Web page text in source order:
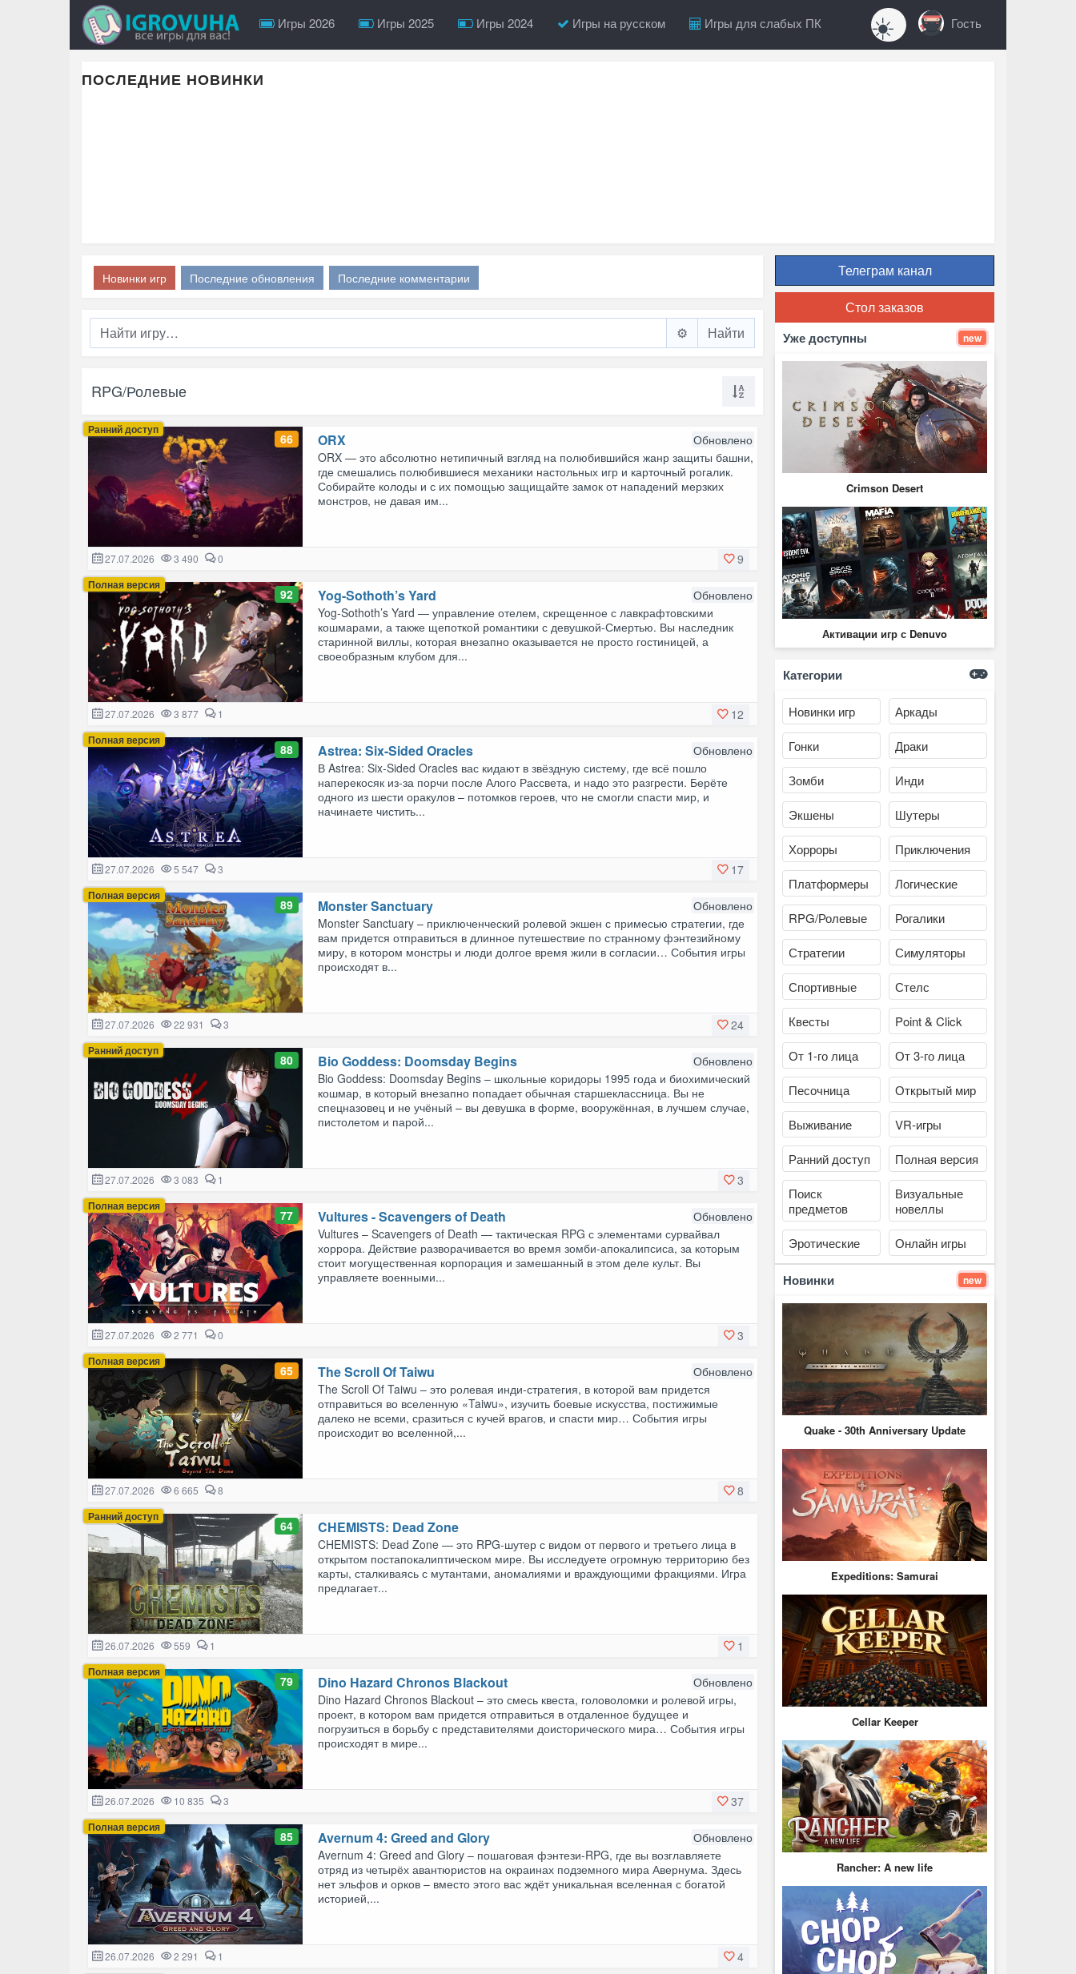
Игры 2026 Игры 2025 Игры 2024 Игры на русском Игры для слабых ПК ☀️ Гость
ПОСЛЕДНИЕ НОВИНКИ
Новинки игр Последние обновления Последние комментарии
⚙️
RPG/Ролевые
Ранний доступ
66 ORX
Обновлено
ORX — это абсолютно нетипичный взгляд на полюбившийся жанр защиты башни,
где смешались полюбившиеся механики настольных игр и карточный рогалик.
Собирайте колоды и с их помощью защищайте замок от нападений мерзких
монстров, не давая им...
9
27.07.2026 3 490 0
Полная версия
92 Yog-Sothoth’s Yard
Обновлено
Yog-Sothoth’s Yard — управление отелем, скрещенное с лавкрафтовскими
кошмарами, а также щепоткой романтики с девушкой-Смертью. Вы наследник
старинной виллы, которая внезапно оказывается не просто гостиницей, а
своеобразным клубом для...
12
27.07.2026 3 877 1
Полная версия
88 Astrea: Six-Sided Oracles
Обновлено
В Astrea: Six-Sided Oracles вас кидают в звёздную систему, где всё пошло
наперекосяк из-за порчи после Алого Рассвета, и надо это разгрести. Берёте
одного из шести оракулов – потомков героев, что не смогли спасти мир, и
начинаете чистить...
17
27.07.2026 5 547 3
Полная версия
89 Monster Sanctuary
Обновлено
Monster Sanctuary – приключенческий ролевой экшен с примесью стратегии, где
вам придется отправиться в длинное путешествие по странному фэнтезийному
миру, в котором монстры и люди долгое время жили в согласии… События игры
происходят в...
24
27.07.2026 22 931 3
Ранний доступ
80 Bio Goddess: Doomsday Begins
Обновлено
Bio Goddess: Doomsday Begins – школьные коридоры 1995 года и биохимический
кошмар, в который внезапно попадает обычная старшеклассница. Вы не
спецназовец и не учёный – вы девушка в форме, вооружённая, в лучшем случае,
пистолетом и парой...
3
27.07.2026 3 083 1
Полная версия
77 Vultures - Scavengers of Death
Обновлено
Vultures – Scavengers of Death — тактическая RPG с элементами сурвайвал
хоррора. Действие разворачивается во время зомби-апокалипсиса, за которым
стоит могущественная корпорация и замешанный в этом деле культ. Вы
управляете военными...
3
27.07.2026 2 771 0
Полная версия
65 The Scroll Of Taiwu
Обновлено
The Scroll Of Taiwu – это ролевая инди-стратегия, в которой вам придется
отправиться во вселенную «Taiwu», изучить боевые искусства, постижимые
далеко не всеми, сразиться с кучей врагов, и спасти мир… События игры
происходит во вселенной,...
8
27.07.2026 6 665 8
Ранний доступ
64 CHEMISTS: Dead Zone
CHEMISTS: Dead Zone — это RPG-шутер с видом от первого и третьего лица в
открытом постапокалиптическом мире. Вы исследуете огромную территорию без
карты, сталкиваясь с мутантами, аномалиями и враждующими фракциями. Игра
предлагает...
1
26.07.2026 559 1
Полная версия
79 Dino Hazard Chronos Blackout
Обновлено
Dino Hazard Chronos Blackout – это смесь квеста, головоломки и ролевой игры,
проект, в котором вам придется отправиться в отдаленное будущее и
погрузиться в борьбу с представителями доисторического мира… События игры
происходят в мире...
37
26.07.2026 10 835 3
Полная версия
85 Avernum 4: Greed and Glory
Обновлено
Avernum 4: Greed and Glory – пошаговая фэнтези-RPG, где вы возглавляете
отряд из четырёх авантюристов на окраинах подземного мира Авернума. Здесь
нет эльфов и орков – вместо этого вас ждёт уникальная вселенная с богатой
историей,...
4
26.07.2026 2 291 1
Телеграм канал
Стол заказов
Уже доступны new
Crimson Desert
Активации игр с Denuvo
Категории
Новинки игр Аркады
Гонки Драки
Зомби Инди
Экшены Шутеры
Хорроры Приключения
Платформеры Логические
RPG/Ролевые Рогалики
Стратегии Симуляторы
Спортивные Стелс
Квесты Point & Click
От 1-го лица От 3-го лица
Песочница Открытый мир
Выживание VR-игры
Ранний доступ Полная версия
Поиск
предметов
Визуальные
новеллы
Эротические Онлайн игры
Новинки new
Quake - 30th Anniversary Update
Expeditions: Samurai
Cellar Keeper
Rancher: A new life